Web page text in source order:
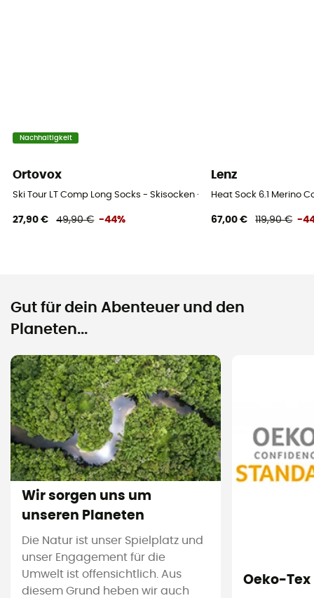
Nachhaltigkeit
Ortovox
Ski Tour LT Comp Long Socks - Skisocken - Herren
27,90 € 49,90 € -44%
Lenz
Heat Sock 6.1 Merino
67,00 € 119,90 € -
Gut für dein Abenteuer und den
Planeten...
Wir sorgen uns um
unseren Planeten
Die Natur ist unser Spielplatz und
unser Engagement für die
Umwelt ist offensichtlich. Aus
diesem Grund heben wir auch
Oeko-Tex